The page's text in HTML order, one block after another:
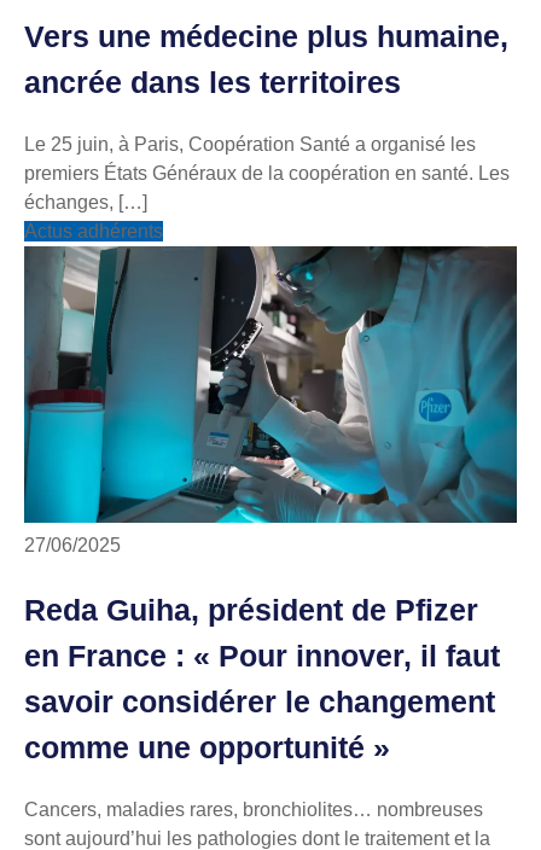
Vers une médecine plus humaine,
ancrée dans les territoires
Le 25 juin, à Paris, Coopération Santé a organisé les
premiers États Généraux de la coopération en santé. Les
échanges, […]
Actus adhérents
27/06/2025
Reda Guiha, président de Pfizer
en France : « Pour innover, il faut
savoir considérer le changement
comme une opportunité »
Cancers, maladies rares, bronchiolites… nombreuses
sont aujourd’hui les pathologies dont le traitement et la